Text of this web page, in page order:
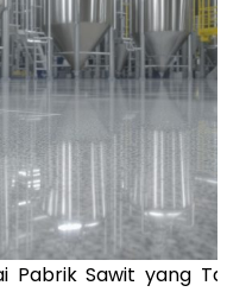
Pabrik Sawit yang